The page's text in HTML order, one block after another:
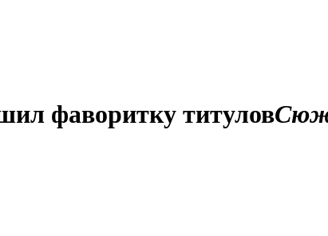
фаворитку титулов